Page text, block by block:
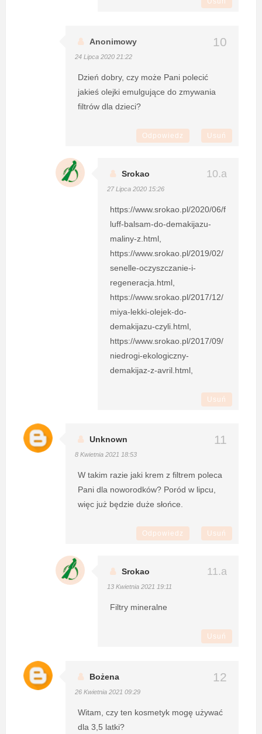
Anonimowy
24 Lipca 2020 21:22
Dzień dobry, czy może Pani polecić
jakieś olejki emulgujące do zmywania
filtrów dla dzieci?
Odpowiedz Usuń
Srokao
27 Lipca 2020 15:26
https://www.srokao.pl/2020/06/f
luff-balsam-do-demakijazu-
maliny-z.html,
https://www.srokao.pl/2019/02/
senelle-oczyszczanie-i-
regeneracja.html,
https://www.srokao.pl/2017/12/
miya-lekki-olejek-do-
demakijazu-czyli.html,
https://www.srokao.pl/2017/09/
niedrogi-ekologiczny-
demakijaz-z-avril.html,
Usuń
Unknown
8 Kwietnia 2021 18:53
W takim razie jaki krem z filtrem poleca
Pani dla noworodków? Poród w lipcu,
więc już będzie duże słońce.
Odpowiedz Usuń
Srokao
13 Kwietnia 2021 19:11
Filtry mineralne
Usuń
Bożena
26 Kwietnia 2021 09:29
Witam, czy ten kosmetyk mogę używać
dla 3,5 latki?